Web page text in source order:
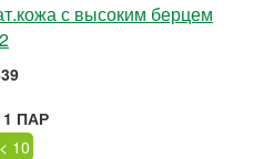
с высоким берцем
1 ПАР
< 10